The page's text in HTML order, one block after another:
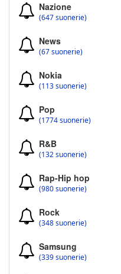
Nazione
(647 suonerie)
News
(67 suonerie)
Nokia
(113 suonerie)
Pop
(1774 suonerie)
R&B
(132 suonerie)
Rap-Hip hop
(980 suonerie)
Rock
(348 suonerie)
Samsung
(339 suonerie)